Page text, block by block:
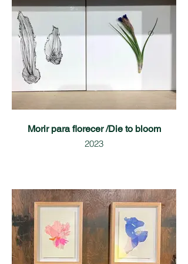
Morir para florecer /Die to bloom
2023